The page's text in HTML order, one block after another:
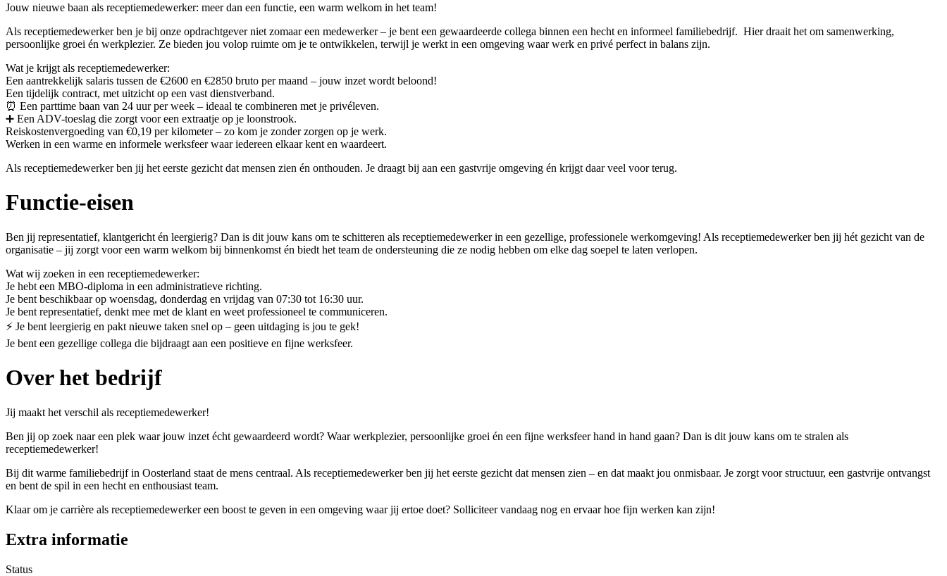
Jouw nieuwe baan als receptiemedewerker: meer dan een functie, een warm welkom in het team!
Als receptiemedewerker ben je bij onze opdrachtgever niet zomaar een medewerker – je bent een gewaardeerde collega binnen een hecht en informeel familiebedrijf. ‍‍‍ Hier draait het om samenwerking,
persoonlijke groei én werkplezier. Ze bieden jou volop ruimte om je te ontwikkelen, terwijl je werkt in een omgeving waar werk en privé perfect in balans zijn.
Wat je krijgt als receptiemedewerker:
Een aantrekkelijk salaris tussen de €2600 en €2850 bruto per maand – jouw inzet wordt beloond!
Een tijdelijk contract, met uitzicht op een vast dienstverband.
⏰ Een parttime baan van 24 uur per week – ideaal te combineren met je privéleven.
➕ Een ADV-toeslag die zorgt voor een extraatje op je loonstrook.
Reiskostenvergoeding van €0,19 per kilometer – zo kom je zonder zorgen op je werk.
Werken in een warme en informele werksfeer waar iedereen elkaar kent en waardeert.
Als receptiemedewerker ben jij het eerste gezicht dat mensen zien én onthouden. Je draagt bij aan een gastvrije omgeving én krijgt daar veel voor terug.
Functie-eisen
Ben jij representatief, klantgericht én leergierig? Dan is dit jouw kans om te schitteren als receptiemedewerker in een gezellige, professionele werkomgeving! Als receptiemedewerker ben jij hét gezicht van de
organisatie – jij zorgt voor een warm welkom bij binnenkomst én biedt het team de ondersteuning die ze nodig hebben om elke dag soepel te laten verlopen.
Wat wij zoeken in een receptiemedewerker:
Je hebt een MBO-diploma in een administratieve richting.
Je bent beschikbaar op woensdag, donderdag en vrijdag van 07:30 tot 16:30 uur.
Je bent representatief, denkt mee met de klant en weet professioneel te communiceren.
⚡ Je bent leergierig en pakt nieuwe taken snel op – geen uitdaging is jou te gek!
Je bent een gezellige collega die bijdraagt aan een positieve en fijne werksfeer.
Over het bedrijf
Jij maakt het verschil als receptiemedewerker!
Ben jij op zoek naar een plek waar jouw inzet écht gewaardeerd wordt? Waar werkplezier, persoonlijke groei én een fijne werksfeer hand in hand gaan? Dan is dit jouw kans om te stralen als
receptiemedewerker!
Bij dit warme familiebedrijf in Oosterland staat de mens centraal. Als receptiemedewerker ben jij het eerste gezicht dat mensen zien – en dat maakt jou onmisbaar. Je zorgt voor structuur, een gastvrije ontvangst
en bent de spil in een hecht en enthousiast team.
Klaar om je carrière als receptiemedewerker een boost te geven in een omgeving waar jij ertoe doet? Solliciteer vandaag nog en ervaar hoe fijn werken kan zijn!
Extra informatie
Status